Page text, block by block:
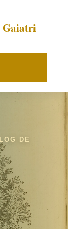
Gaiatri
DE